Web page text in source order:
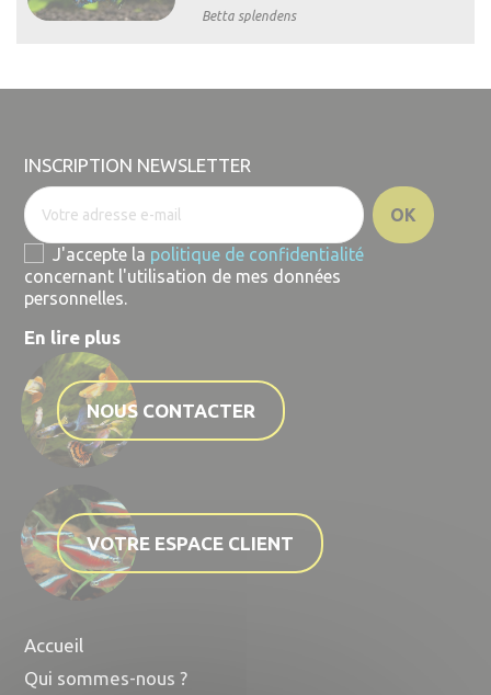
Betta splendens
INSCRIPTION NEWSLETTER
J'accepte la politique de confidentialité
concernant l'utilisation de mes données
personnelles.
En lire plus
NOUS CONTACTER
VOTRE ESPACE CLIENT
Accueil
Qui sommes-nous ?